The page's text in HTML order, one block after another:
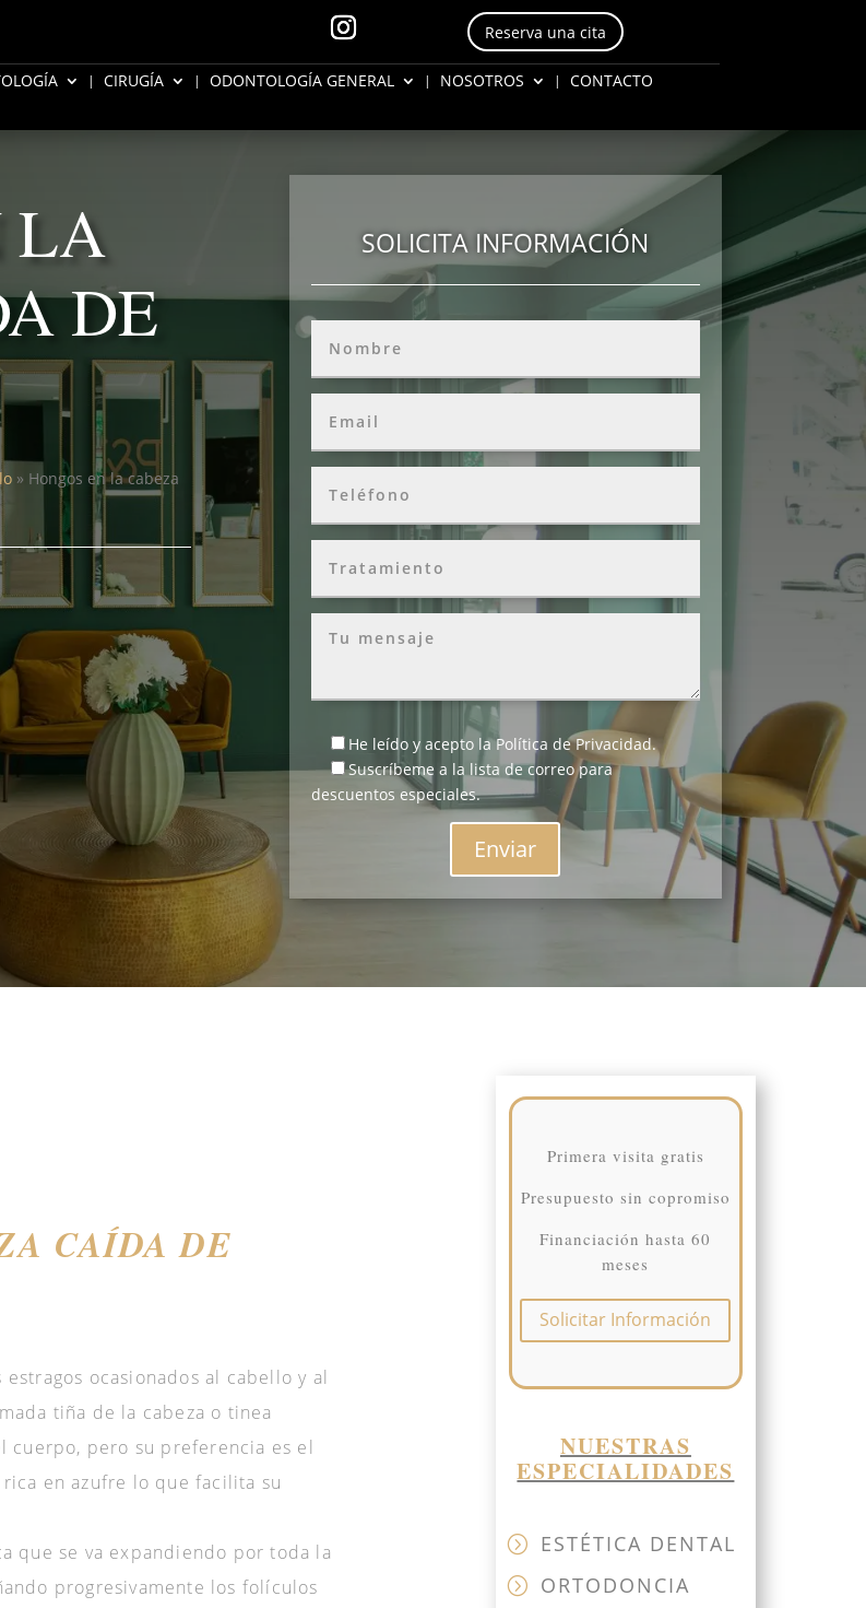
Reserva una cita
CIRUGÍA ODONTOLOGÍA GENERAL NOSOTROS CONTACTO
LA
DE
» Hongos en la cabeza
SOLICITA INFORMACIÓN
He leído y acepto laPolítica de Privacidad.
Suscríbeme a la lista de correo para
descuentos especiales.
Enviar
CAÍDA DE
ocasionados al cabello y al
tiña de la cabeza o tinea
pero su preferencia es el
en azufre lo que facilita su
que se va expandiendo por toda la
progresivamente los folículos
Primera visita gratis
Presupuesto sin copromiso
Financiación hasta 60
meses
Solicitar Información
NUESTRAS
ESPECIALIDADES
= ESTÉTICA DENTAL
= ORTODONCIA